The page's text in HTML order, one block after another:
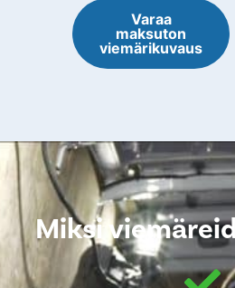
Varaa
maksuton
viemärikuvaus
Miksi